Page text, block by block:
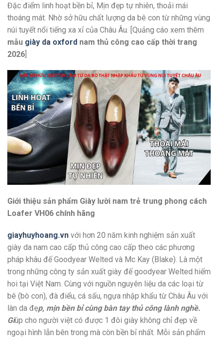
Đặc điểm linh hoạt bền bỉ, Mịn đẹp tự nhiên, thoải mái
thoáng mát. Nhờ sở hữu chất lượng da bê con từ những vùng
núi tuyết nổi tiếng xa xỉ của Châu Âu. [Quảng cáo xem thêm
mẫu giày da oxford nam thủ công cao cấp thời trang
2026
Giới thiệu sản phẩm Giày lười nam trẻ trung phong cách
Loafer VH06 chính hãng
giayhuyhoang.vn với hơn 20 năm kinh nghiệm sản xuất
giày da nam cao cấp thủ công cao cấp theo các phương
pháp khâu đế Goodyear Welted và Mc Kay (Blake). Là một
trong những công ty sản xuất giày đế goodyear Welted hiếm
hoi tại Việt Nam. Cùng với nguồn nguyên liệu da các loại từ
bê (bò con), đà điểu, cá sấu, ngựa nhập khẩu từ Châu Âu với
làn da đẹp, mịn bền bỉ cùng bàn tay thủ công lành nghề.
Giúp cho người việt có được 1 đôi giày không chỉ đẹp về
ngoại hình lẫn bên trong mà còn bền bỉ nhất. Mỗi sản phẩm